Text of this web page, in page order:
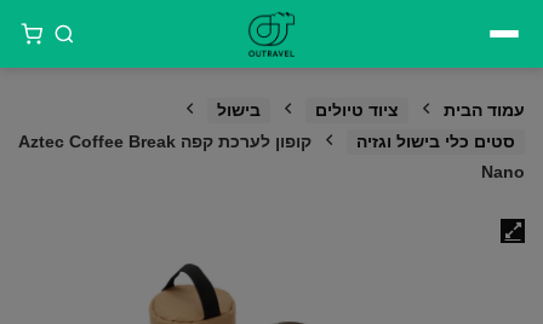
עמוד הבית ציוד טיולים
בישול
סטים כלי בישול וגזיה
קופון לערכת קפה Aztec Coffee Break
Nano